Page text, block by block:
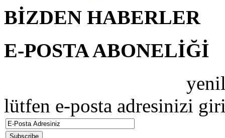
BİZDEN HABERLER
E-POSTA ABONELİĞİ
lütfen e-posta adresinizi